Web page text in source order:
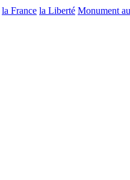
la France la Liberté Monument